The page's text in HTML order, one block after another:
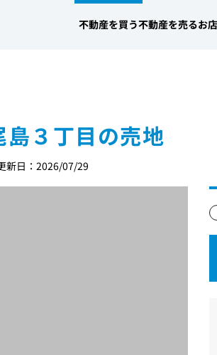
不動産を買う不動産を売るお
３丁目の売地
新日：2026/07/29